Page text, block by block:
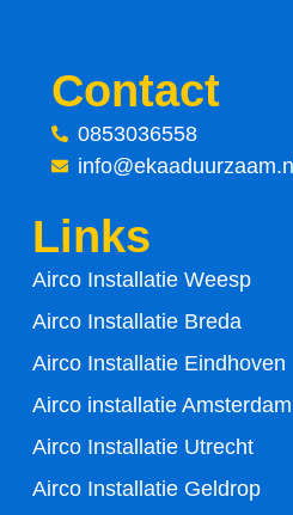
c
e
b
o
k
-
f
Contact
0853036558
Links
Airco Installatie Weesp
Airco Installatie Breda
Airco Installatie Eindhoven
Airco installatie Amsterdam
Airco Installatie Utrecht
Airco Installatie Geldrop